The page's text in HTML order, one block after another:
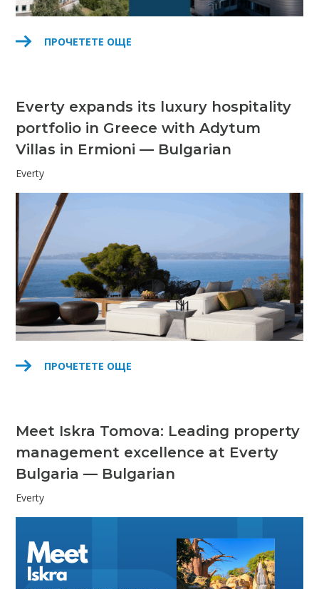
ПРОЧЕТЕТЕ ОЩЕ
Everty expands its luxury hospitality
portfolio in Greece with Adytum
Villas in Ermioni — Bulgarian
Everty
ПРОЧЕТЕТЕ ОЩЕ
Meet Iskra Tomova: Leading property
management excellence at Everty
Bulgaria — Bulgarian
Everty